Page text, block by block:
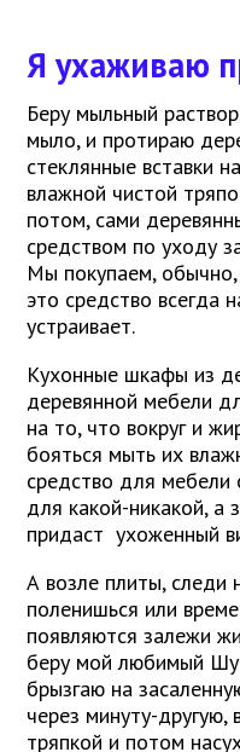
Я ухаживаю
Беру мыльный
мыло, и протираю
стеклянные вставки
влажной чистой
потом, сами
средством по уходу
Мы покупаем,
это средство всегда
устраивает.
Кухонные шкафы из
деревянной мебели
на то, что вокруг и
бояться мыть их
средство для мебели
для какой-никакой, а
придаст ухоженный
А возле плиты, следи
поленишься или
появляются залежи
беру мой любимый
брызгаю на
через минуту-
тряпкой и потом